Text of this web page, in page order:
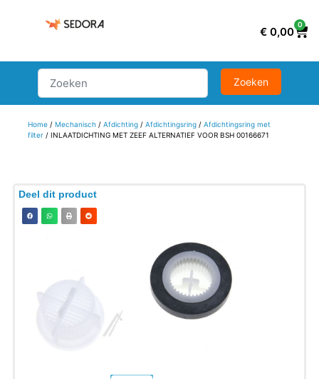
€ 0,00
0
Home/ Mechanisch/ Afdichting/ Afdichtingsring/ Afdichtingsring met
filter/ INLAATDICHTING MET ZEEF ALTERNATIEF VOOR BSH 00166671
Deel dit product